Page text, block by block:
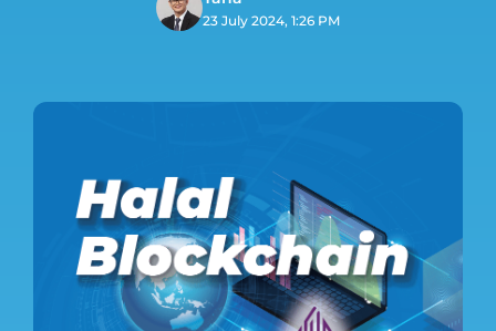
23 July 2024, 1:26 PM